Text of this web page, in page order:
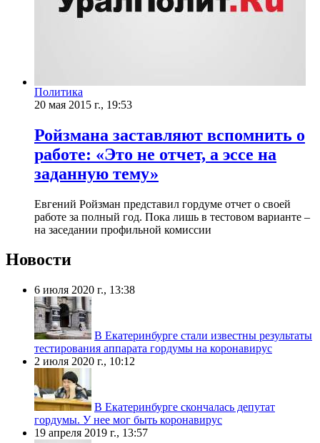
Политика
20 мая 2015 г., 19:53
Ройзмана заставляют вспомнить о
работе: «Это не отчет, а эссе на
заданную тему»
​Евгений Ройзман представил гордуме отчет о своей
работе за полный год. Пока лишь в тестовом варианте –
на заседании профильной комиссии
Новости
6 июля 2020 г., 13:38
В Екатеринбурге стали известны результаты
тестирования аппарата гордумы на коронавирус
2 июля 2020 г., 10:12
В Екатеринбурге скончалась депутат
гордумы. У нее мог быть коронавирус
19 апреля 2019 г., 13:57